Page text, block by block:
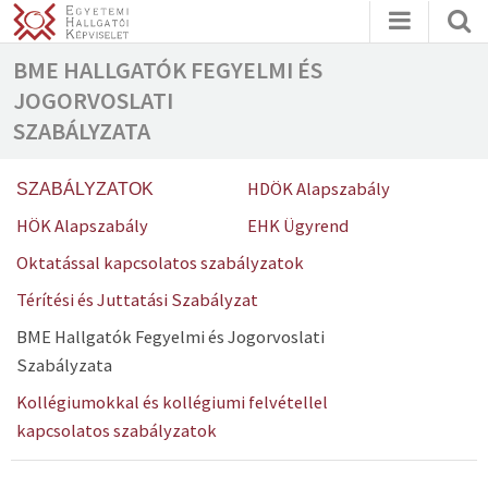
BME HALLGATÓK FEGYELMI ÉS
JOGORVOSLATI
SZABÁLYZATA
SZABÁLYZATOK
HDÖK Alapszabály
HÖK Alapszabály
EHK Ügyrend
Oktatással kapcsolatos szabályzatok
Térítési és Juttatási Szabályzat
BME Hallgatók Fegyelmi és Jogorvoslati
Szabályzata
Kollégiumokkal és kollégiumi felvétellel
kapcsolatos szabályzatok